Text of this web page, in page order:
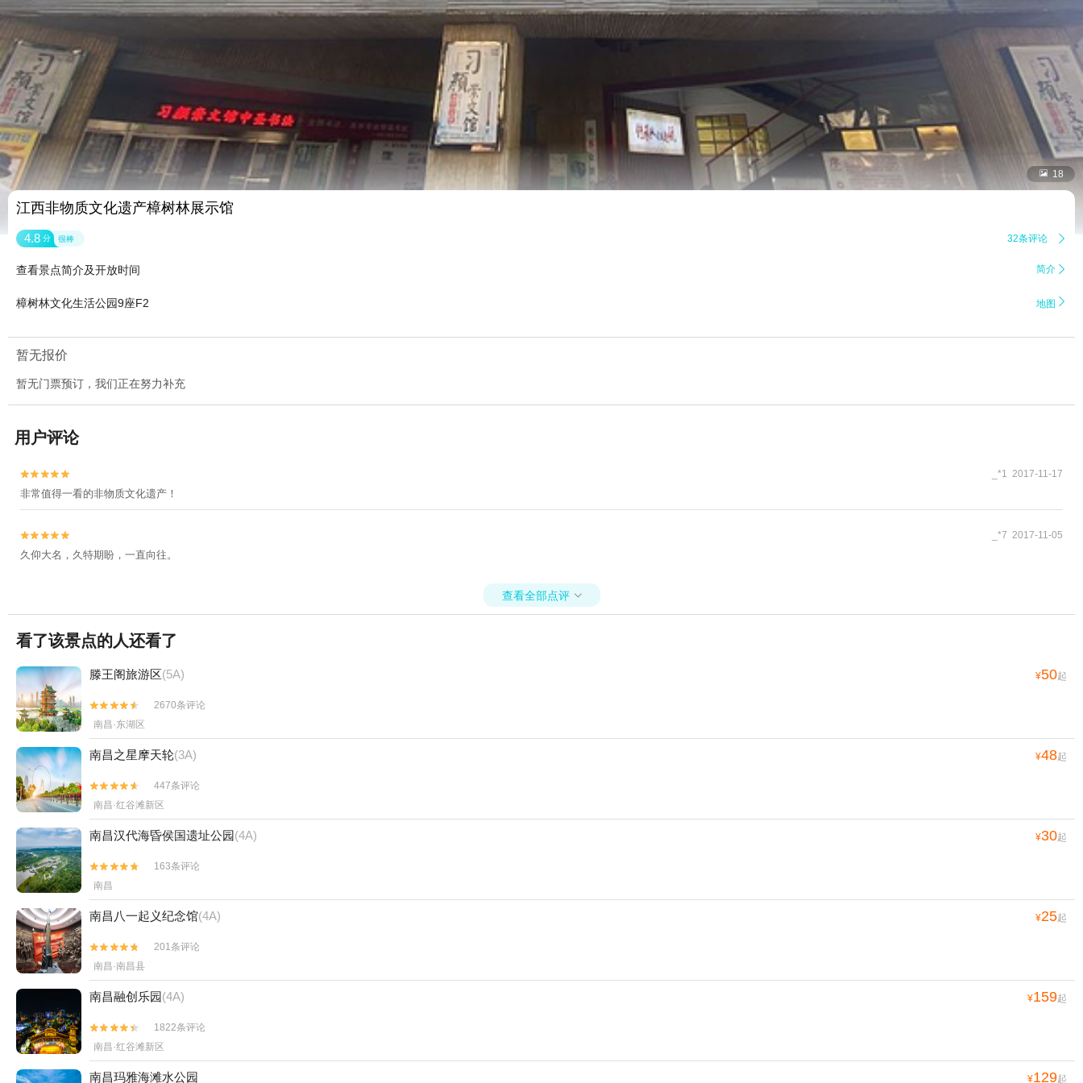
 18
江西非物质文化遗产樟树林展示馆
4.8 分 很棒 32条评论 
查看景点简介及开放时间 简介 
樟树林文化生活公园9座F2 地图 
暂无报价
暂无门票预订，我们正在努力补充
用户评论

 _*1 2017-11-17
非常值得一看的非物质文化遗产！

 _*7 2017-11-05
久仰大名，久特期盼，一直向往。
查看全部点评 
看了该景点的人还看了
滕王阁旅游区(5A) ¥50起


2670条评论
南昌·东湖区
南昌之星摩天轮(3A) ¥48起


447条评论
南昌·红谷滩新区
南昌汉代海昏侯国遗址公园(4A) ¥30起


163条评论
南昌
南昌八一起义纪念馆(4A) ¥25起


201条评论
南昌·南昌县
南昌融创乐园(4A) ¥159起


1822条评论
南昌·红谷滩新区
南昌玛雅海滩水公园 ¥129起